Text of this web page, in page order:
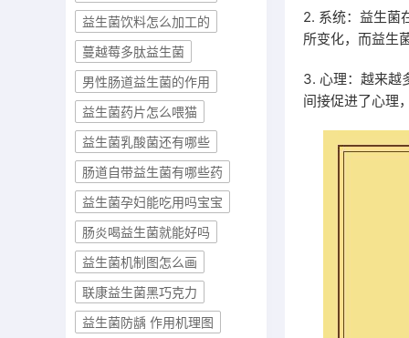
益生菌饮料怎么加工的
蔓越莓多肽益生菌
男性肠道益生菌的作用
益生菌药片怎么喂猫
益生菌乳酸菌还有哪些
肠道自带益生菌有哪些药
益生菌孕妇能吃用吗宝宝
肠炎喝益生菌就能好吗
益生菌机制图怎么画
联康益生菌黑巧克力
益生菌防龋 作用机理图
2. 系统：益生菌
所变化，而益生
3. 心理：越来越
间接促进了心理